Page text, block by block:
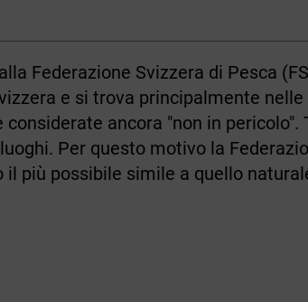
Federazione Svizzera di Pesca
e si trova principalmente nelle
ancora "non in pericolo".
Per questo motivo la
più possibile simile a quello